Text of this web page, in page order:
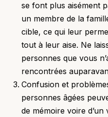
se font plus aisément
un membre de la
cible, ce qui leur
tout à leur aise. Ne
personnes que vous
rencontrées
Confusion et
personnes âgées
de mémoire voire